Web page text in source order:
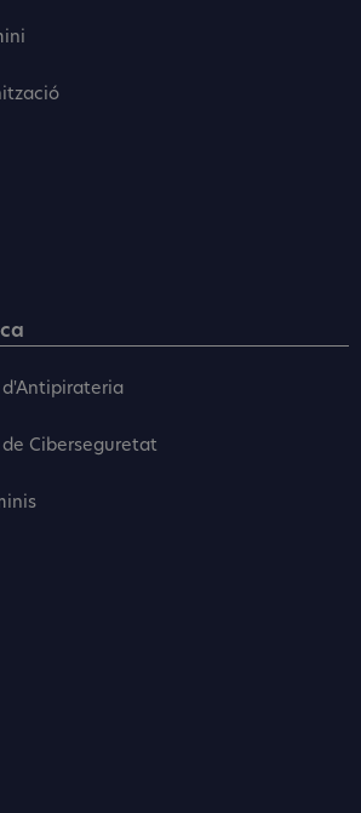
d'Antipirateria
de Ciberseguretat